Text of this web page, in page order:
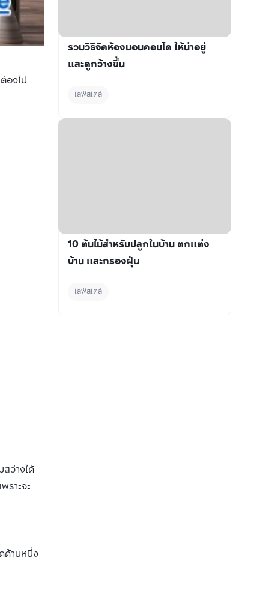
องไป
ว่างได้
ราะจะ
ด้านหนึ่ง
รวมวิธีจัดห้องนอนคอนโด ให้น่าอยู่
และดูกว้างขึ้น
ไลฟ์สไตล์
10 ต้นไม้สำหรับปลูกในบ้าน ตกแต่ง
บ้าน และกรองฝุ่น
ไลฟ์สไตล์